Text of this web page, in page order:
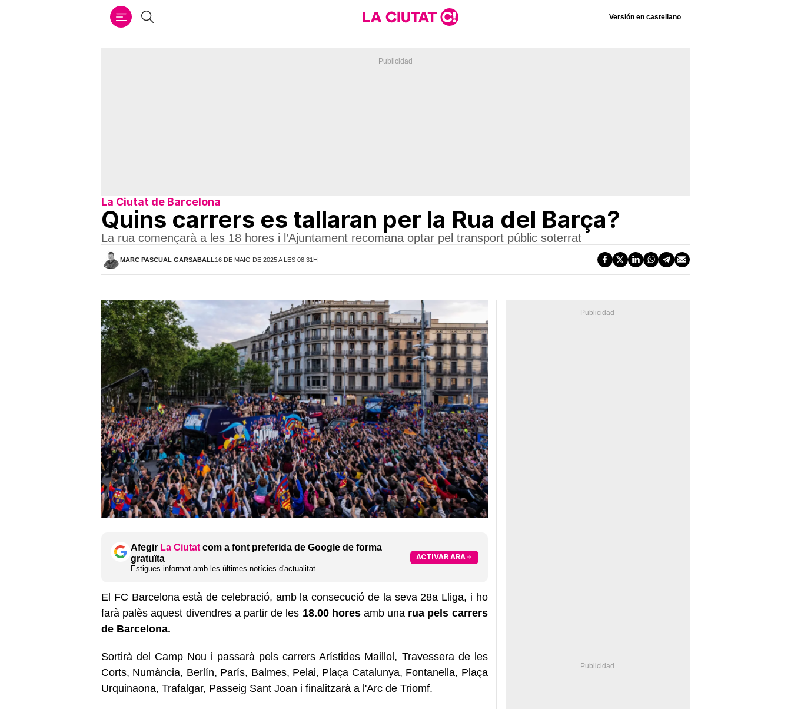
Cercar Versión en castellano
La Ciutat de Barcelona
Quins carrers es tallaran per la Rua del Barça?
La rua començarà a les 18 hores i l’Ajuntament recomana optar pel transport públic soterrat
MARC PASCUAL GARSABALL16 DE MAIG DE 2025 A LES 08:31H
Afegir La Ciutat com a font preferida de Google de forma
gratuïta
Estigues informat amb les últimes notícies d'actualitat
ACTIVAR ARA
El FC Barcelona està de celebració, amb la consecució de la seva 28a Lliga, i ho
farà palès aquest divendres a partir de les 18.00 horesamb una rua pels carrers
de Barcelona.
Sortirà del Camp Nou i passarà pels carrers Arístides Maillol, Travessera de les
Corts, Numància, Berlín, París, Balmes, Pelai, Plaça Catalunya, Fontanella, Plaça
Urquinaona, Trafalgar, Passeig Sant Joan i finalitzarà a l'Arc de Triomf.